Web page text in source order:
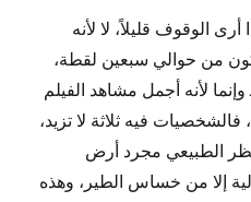
الوقوف قليلاً، لا لأنه
من حوالي سبعين لقطة،
لأنه أجمل مشاهد الفيلم
فيه ثلاثة لا تزيد،
الطبيعي مجرد أرض
إلا من خساس الطير، وهذه